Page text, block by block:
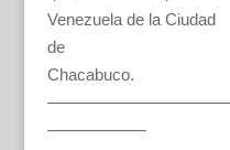
Venezuela de la Ciudad
de
Chacabuco.
——————